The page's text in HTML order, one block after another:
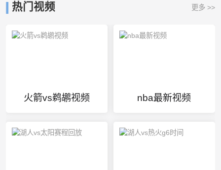
热门视频 更多 >>
火箭vs鹈鹕视频 nba最新视频